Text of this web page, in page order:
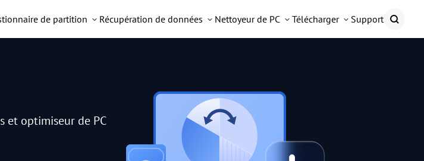
de partition Récupération de données Nettoyeur de PC Télécharger Support
et optimiseur de PC